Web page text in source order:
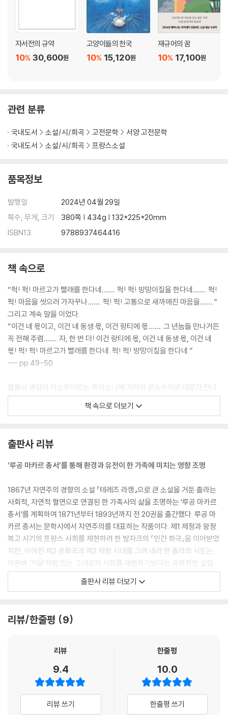
자서전의 규약
30,600원
10%
고양이들의 천국
15,120원
10%
재규어의 꿈
17,100원
10%
관련 분류
국내도서 소설/시/희곡 고전문학
서양 고전문학
국내도서
소설/시/희곡 프랑스소설
품목정보
발행일
2024년 04월 29일
쪽수, 무게, 크기
380쪽 | 434g | 132*225*20mm
ISBN13
9788937464416
책 속으로
“퍽! 퍽! 마르고가 빨래를 한다네……. 퍽! 퍽! 방망이질을 한다네……. 퍽!
퍽! 마음을 씻으러 가자꾸나……. 퍽! 퍽! 고통으로 새까매진 마음을…….”
그리고 계속 말을 이었다.
“이건 네 몫이고, 이건 네 동생 몫, 이건 랑티에 몫……. 그 년놈들 만나거든
꼭 전해 주렴……. 자, 한 번 더! 이건 랑티에 몫, 이건 네 동생 몫, 이건 네
몫! 퍽! 퍽! 마르고가 빨래를 한다네. 퍽! 퍽! 방망이질을 한다네.”
--- pp.49-50
콜롱브 영감의 아소무아르는 푸아소니에 거리와 로슈수아르 대로가 만나
는 모퉁이에 있었다. 간판에는 파란 글씨로 ‘증류주’라고만 쓰여 있었다. 입
구에는 반으로 자른 술통들 안에 협죽도들이 뽀얀 먼지를 뒤집어쓴 채 양
--- p.58
건 그저 아무 일 없이 일하고, 먹을 게 떨어지지 않고, 몸 누일 수 있는 조금
깨끗한 구석 자리 하나만 있으면 돼요. 그러니까 침대 하나, 탁자 하나에 의
자 두 개, 그거면 더 바라는 게 없어요. 아! 난 아이들을 키워 낼 거예요.
--- p.70
“아무리 그래도 당신도 가야 하는 길인걸……. 언젠가는 아주 기쁜 마음으
로 가게 될 거야……. 내가 아는 여자들 중엔 데려다주면 고맙다고 말할 사
람들도 있지.”
결국 로리외 부부가 바주즈를 데려가기로 했다. 바주즈는 연신 딸꾹질을
해 대면서 뒤를 돌아보고 더듬거렸다.
--- p.153
냄새에 가벼운 현기증이 일면서 머리가 멍해졌고, 술 냄새가 밴 쿠포의 숨
결도 싫지 않았다. 직업상 주어진 더러움의 한가운데서 주고받은 그날의
깊숙한 키스야말로 두 사람의 삶이 서서히 무너지기 시작한 첫 추락이었
책 속으로 더보기
출판사 리뷰
‘루공 마카르 총서’를 통해 환경과 유전이 한 가족에 미치는 영향 조명
1867년 자연주의 경향의 소설 『테레즈 라캥』으로 큰 소설을 거둔 졸라는
사회적, 자연적 혈연으로 연결된 한 가족사의 삶을 조명하는 ‘루공 마카르
총서’를 계획하여 1871년부터 1893년까지 전 20권을 출간했다. 루공 마
카르 총서는 문학사에서 자연주의를 대표하는 작품이다. 제1 제정과 왕정
복고 시기의 프랑스 사회를 재현하려 한 발자크의 『인간 희극』을 이어받았
지만, 이어진 제2 공화국과 제2 제정 시대를 그려 내려 한 졸라의 시도는
이른바 ‘거울’처럼 있는 그대로의 사회를 재현하기보다는 과학적인 실험
작업이기를 바랐다. ‘제2 제정하 한 가족의 자연적이고 사회적인 역사’라는
부제가 그러한 목표를 요약해 준다. 여기서 ‘한 가족’은 프랑스 남부 플라상
사람들을 말한다. 열여덟 살 때 부모가 사망하면서 혼자 남은 아델라이드
사망한 뒤에는 밀렵꾼 마카르와의 사이에서 아들 앙투안 마카르와 딸 위르
에르 루공의 딸 마르트 루공과 결혼한다.)
7권인 『아소무아르(목로주점)』를 중심으로 인물들의 관계를 보면, 주인
공 제르베즈는 앙투안 마카르의 딸이고, 제르베즈의 자식들 중 큰아들 클
출판사 리뷰 더보기
리뷰/한줄평 9
리뷰
9.4
리뷰 쓰기
한줄평
10.0
한줄평 쓰기